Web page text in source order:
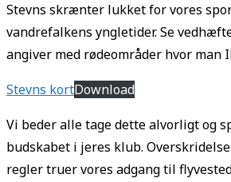
Stevns skrænter lukket for vores
vandrefalkens yngletider. Se
angiver med rødeområder hvor man
Stevns kortDownload
Vi beder alle tage dette alvorligt og
budskabet i jeres klub.
regler truer vores adgang til